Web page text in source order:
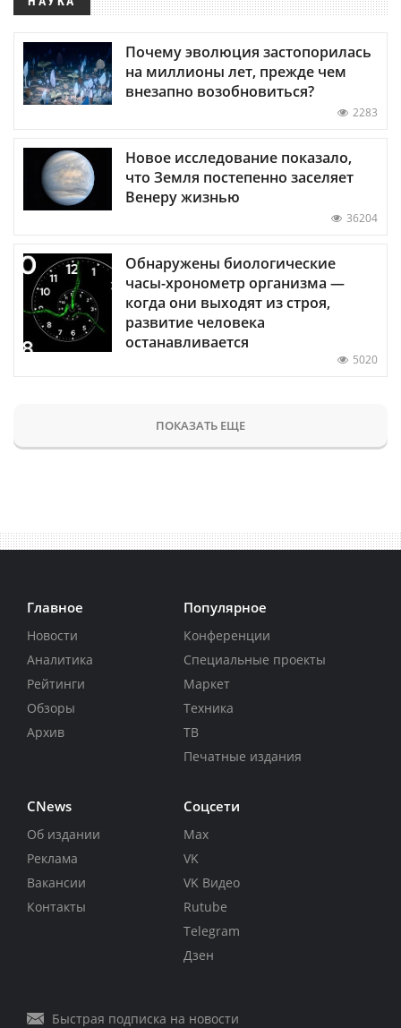
Почему эволюция застопорилась
на миллионы лет, прежде чем
внезапно возобновиться?
2283
Новое исследование показало,
что Земля постепенно заселяет
Венеру жизнью
36204
Обнаружены биологические
часы-хронометр организма —
когда они выходят из строя,
развитие человека
останавливается
5020
ПОКАЗАТЬ ЕЩЕ
Главное
Новости
Аналитика
Рейтинги
Обзоры
Архив
Популярное
Конференции
Специальные проекты
Маркет
Техника
ТВ
Печатные издания
CNews
Об издании
Реклама
Вакансии
Контакты
Соцсети
Max
VK
VK Видео
Rutube
Telegram
Дзен
Быстрая подписка на новости